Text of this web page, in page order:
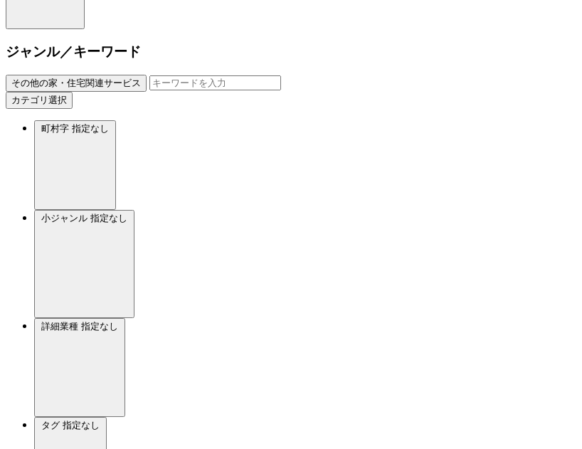
ジャンル／キーワード
その他の家・住宅関連サービス
カテゴリ選択
町村字 指定なし
小ジャンル 指定なし
詳細業種 指定なし
タグ 指定なし